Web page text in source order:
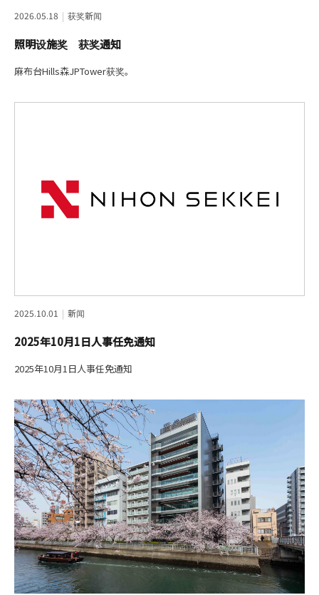
2026.05.18 获奖新闻
照明设施奖 获奖通知
麻布台Hills森JPTower获奖。
2025.10.01 新闻
2025年10月1日人事任免通知
2025年10月1日人事任免通知